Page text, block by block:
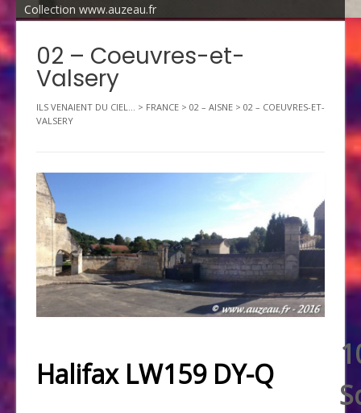
Collection www.auzeau.fr
02 – Coeuvres-et-
Valsery
ILS VENAIENT DU CIEL... > FRANCE > 02 – AISNE > 02 – COEUVRES-ET-
VALSERY
Halifax LW159 DY-Q